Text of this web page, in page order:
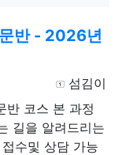
반 - 2026년
등록자
섬김이
반 코스 본 과정
길을 알려드리는
수및 상담 가능